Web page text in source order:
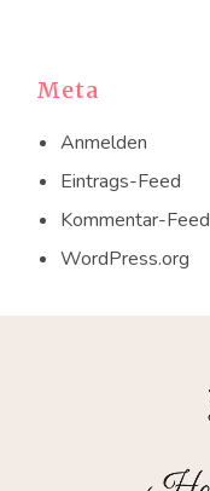
Meta
Anmelden
Eintrags-Feed
Kommentar-Feed
WordPress.org